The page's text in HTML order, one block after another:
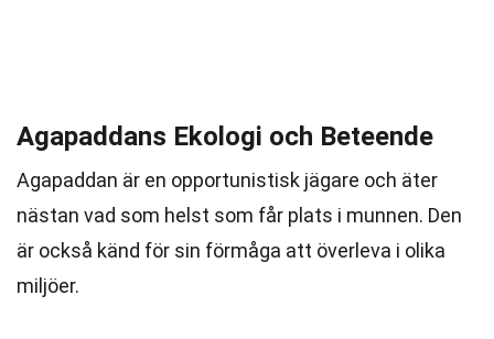
Agapaddans Ekologi och Beteende
Agapaddan är en opportunistisk jägare och äter
nästan vad som helst som får plats i munnen. Den
är också känd för sin förmåga att överleva i olika
miljöer.